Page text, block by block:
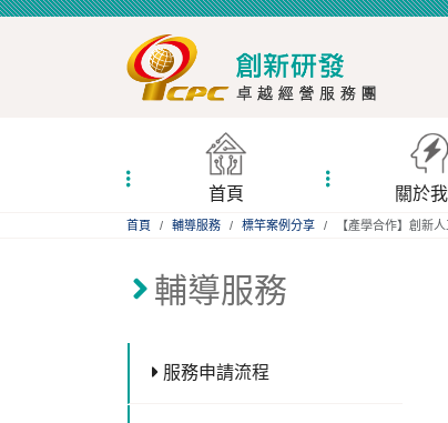
首頁 關於
首頁 輔導服務 標竿案例分享 【產學合作】創新
輔導服務
服務申請流程